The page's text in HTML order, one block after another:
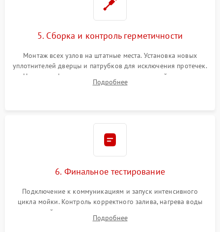
5. Сборка и контроль герметичности
Монтаж всех узлов на штатные места. Установка новых
уплотнителей дверцы и патрубков для исключения протечек.
Надежная фиксация хомутов гидравлической системы,
сборка корпуса и установка датчика поплавка.
Подробнее
6. Финальное тестирование
Подключение к коммуникациям и запуск интенсивного
цикла мойки. Контроль корректного залива, нагрева воды
до нужной температуры, отсутствия посторонних шумов,
штатного слива и абсолютной сухости в поддоне.
Подробнее